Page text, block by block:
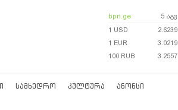
bpn.ge 5 აგვ
1 USD
2.6239
1 EUR
3.0219
100 RUB
3.2557
ᲡᲐᲛᲮᲔᲓᲠᲝ ᲙᲣᲚᲢᲣᲠᲐ ᲐᲜᲝᲜᲡᲘ